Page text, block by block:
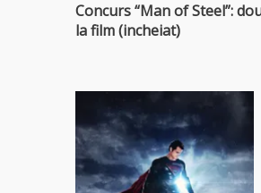
Concurs “Man of Steel”:
la film (incheiat)